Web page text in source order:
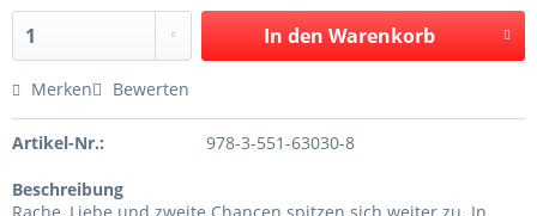
In den Warenkorb
Merken Bewerten
Artikel-Nr.: 978-3-551-63030-8
Beschreibung